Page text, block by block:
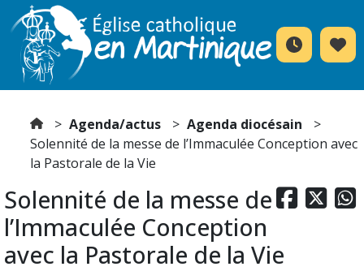
Agenda/actus
Agenda diocésain
Solennité de la messe de l’Immaculée Conception avec
la Pastorale de la Vie
  
Solennité de la messe de
l’Immaculée Conception
avec la Pastorale de la Vie